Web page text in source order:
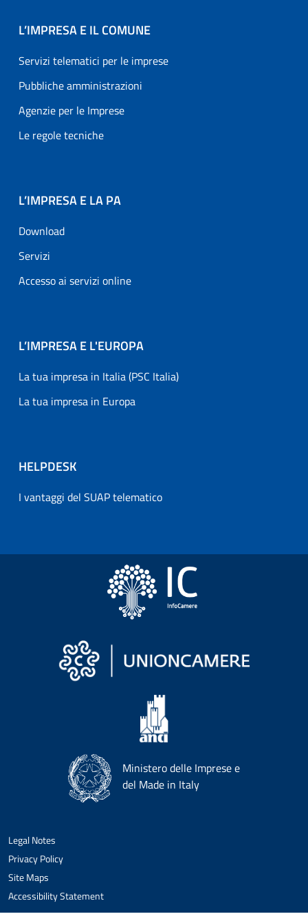
L’IMPRESA E IL COMUNE
Servizi telematici per le imprese
Pubbliche amministrazioni
Agenzie per le Imprese
Le regole tecniche
L’IMPRESA E LA PA
Download
Servizi
Accesso ai servizi online
L’IMPRESA E L'EUROPA
La tua impresa in Italia (PSC Italia)
La tua impresa in Europa
HELPDESK
I vantaggi del SUAP telematico
Ministero delle Imprese e
del Made in Italy
Legal Notes
Privacy Policy
Site Maps
Accessibility Statement